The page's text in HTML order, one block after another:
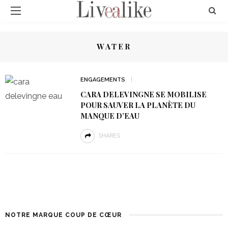
WATER
ENGAGEMENTS
CARA DELEVINGNE SE MOBILISE
POUR SAUVER LA PLANÈTE DU
MANQUE D’EAU
SHARES
NOTRE MARQUE COUP DE CŒUR